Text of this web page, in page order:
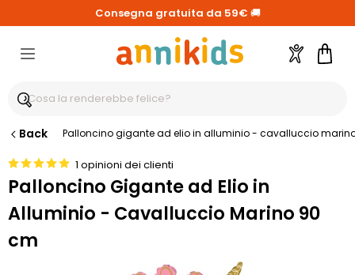
Consegna gratuita da 59€ 🚚
Account
Back Palloncino gigante ad elio in alluminio - cavalluccio
1 opinioni dei clienti
Palloncino Gigante ad Elio in
Alluminio - Cavalluccio Marino 90
cm